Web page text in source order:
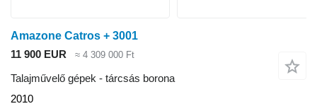
Amazone Catros + 3001
11 900 EUR
≈ 4 309 000 Ft
Talajművelő gépek - tárcsás borona
2010